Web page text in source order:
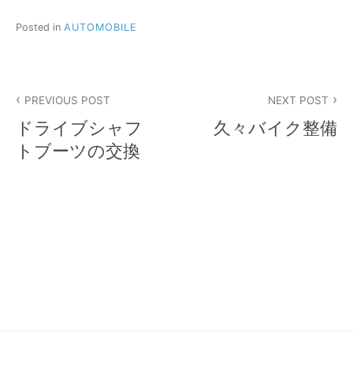
Posted in AUTOMOBILE
稿
ナ
PREVIOUS POST
ドライブシャフ
トブーツの交換
NEXT POST
久々バイク整備